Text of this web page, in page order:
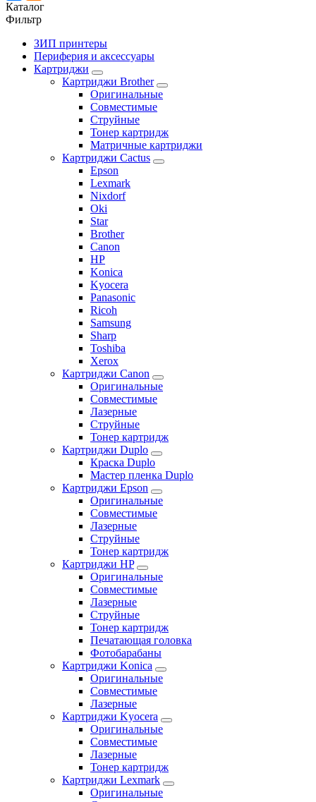
Каталог
Фильтр
ЗИП принтеры
Периферия и аксессуары
Картриджи
Картриджи Brother
Оригинальные
Совместимые
Струйные
Тонер картридж
Матричные картриджи
Картриджи Cactus
Epson
Lexmark
Nixdorf
Oki
Star
Brother
Canon
HP
Konica
Kyocera
Panasonic
Ricoh
Samsung
Sharp
Toshiba
Xerox
Картриджи Canon
Оригинальные
Совместимые
Лазерные
Струйные
Тонер картридж
Картриджи Duplo
Краска Duplo
Мастер пленка Duplo
Картриджи Epson
Оригинальные
Совместимые
Лазерные
Струйные
Тонер картридж
Картриджи HP
Оригинальные
Совместимые
Лазерные
Струйные
Тонер картридж
Печатающая головка
Фотобарабаны
Картриджи Konica
Оригинальные
Совместимые
Лазерные
Картриджи Kyocera
Оригинальные
Совместимые
Лазерные
Тонер картридж
Картриджи Lexmark
Оригинальные